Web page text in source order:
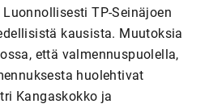
TP-Seinäjoen
kausista. Muutoksia
että valmennuspuolella,
huolehtivat
Kangaskokko ja